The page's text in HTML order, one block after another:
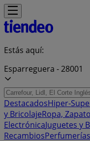
Estás aquí:
Esparreguera - 28001
DestacadosHiper-
y BricolajeRopa,
ElectrónicaJuguetes y
Recambios